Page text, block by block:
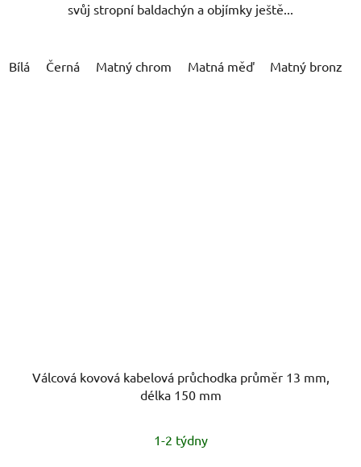
svůj stropní baldachýn a objímky ještě...
Bílá Černá Matný chrom Matná měď Matný bronz
Válcová kovová kabelová průchodka průměr 13 mm,
délka 150 mm
1-2 týdny